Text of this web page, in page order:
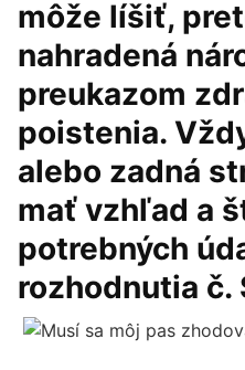
môže líšiť,
nahradená
preukazom
poistenia.
alebo zadná
mať vzhľad a
potrebných
rozhodnutia č.